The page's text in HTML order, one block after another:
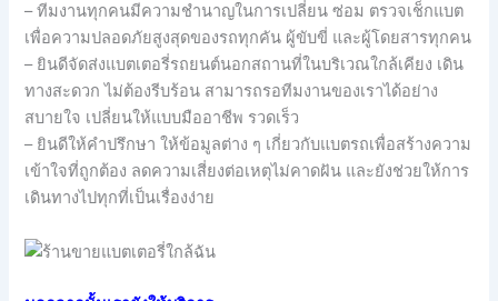
– ทีมงานทุกคนมีความชำนาญในการเปลี่ยน ซ่อม ตรวจเช็กแบต
เพื่อความปลอดภัยสูงสุดของรถทุกคัน ผู้ขับขี่ และผู้โดยสารทุกคน
– ยินดีจัดส่งแบตเตอรี่รถยนต์นอกสถานที่ในบริเวณใกล้เคียง เดิน
ทางสะดวก ไม่ต้องรีบร้อน สามารถรอทีมงานของเราได้อย่าง
สบายใจ เปลี่ยนให้แบบมืออาชีพ รวดเร็ว
– ยินดีให้คำปรึกษา ให้ข้อมูลต่าง ๆ เกี่ยวกับแบตรถเพื่อสร้างความ
เข้าใจที่ถูกต้อง ลดความเสี่ยงต่อเหตุไม่คาดฝัน และยังช่วยให้การ
เดินทางไปทุกที่เป็นเรื่องง่าย